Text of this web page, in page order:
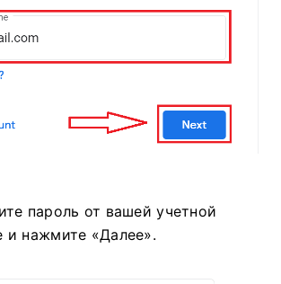
пароль от вашей учетной
и нажмите «Далее».